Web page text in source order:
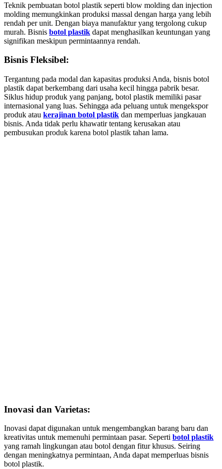
Teknik pembuatan botol plastik seperti blow molding dan injection
molding memungkinkan produksi massal dengan harga yang lebih
rendah per unit. Dengan biaya manufaktur yang tergolong cukup
murah. Bisnis botol plastik dapat menghasilkan keuntungan yang
signifikan meskipun permintaannya rendah.
Bisnis Fleksibel:
Tergantung pada modal dan kapasitas produksi Anda, bisnis botol
plastik dapat berkembang dari usaha kecil hingga pabrik besar.
Siklus hidup produk yang panjang, botol plastik memiliki pasar
internasional yang luas. Sehingga ada peluang untuk mengekspor
produk atau kerajinan botol plastik dan memperluas jangkauan
bisnis. Anda tidak perlu khawatir tentang kerusakan atau
pembusukan produk karena botol plastik tahan lama.
Inovasi dan Varietas:
Inovasi dapat digunakan untuk mengembangkan barang baru dan
kreativitas untuk memenuhi permintaan pasar. Seperti botol plastik
yang ramah lingkungan atau botol dengan fitur khusus. Seiring
dengan meningkatnya permintaan, Anda dapat memperluas bisnis
botol plastik.